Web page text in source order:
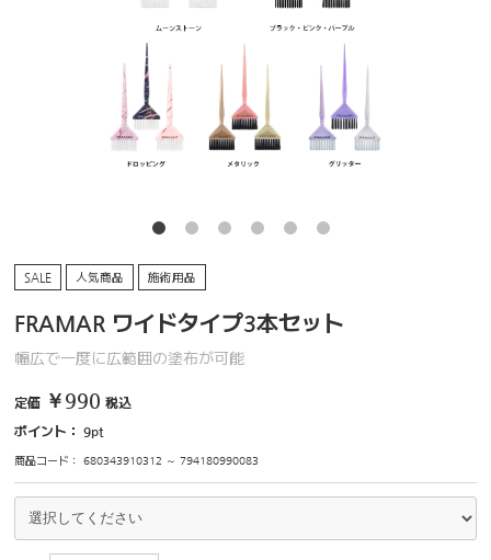
SALE 人気商品 施術用品
FRAMAR ワイドタイプ3本セット
幅広で一度に広範囲の塗布が可能
定価 ￥990 税込
ポイント：9pt
商品コード：680343910312 ～ 794180990083